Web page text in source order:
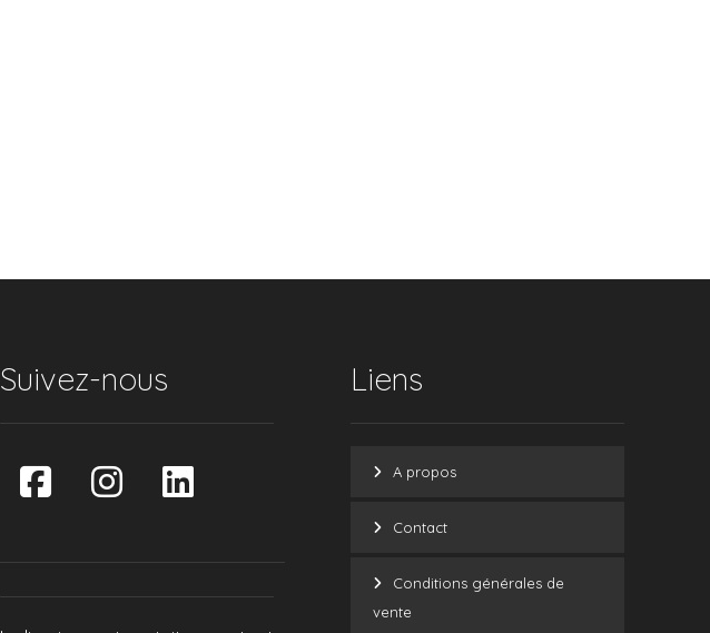
Suivez-nous Liens
A propos
Contact
Conditions générales de
vente